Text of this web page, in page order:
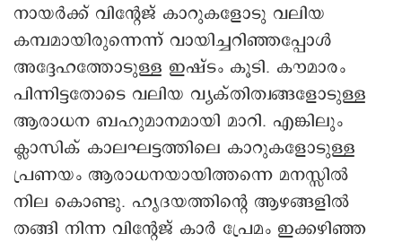
നായർക്ക് വിന്റേജ് കാറുകളോടു വലിയ
കമ്പമായിരുന്നെന്ന് വായിച്ചറിഞ്ഞപ്പോൾ
അദ്ദേഹത്തോടുള്ള ഇഷ്ടം കൂടി. കൗമാരം
പിന്നിട്ടതോടെ വലിയ വ്യക്തിത്വങ്ങളോടുള്ള
ആരാധന ബഹുമാനമായി മാറി. എങ്കിലും
ക്ലാസിക് കാലഘട്ടത്തിലെ കാറുകളോടുള്ള
പ്രണയം ആരാധനയായിത്തന്നെ മനസ്സിൽ
നില കൊണ്ടു. ഹൃദയത്തിന്റെ ആഴങ്ങളിൽ
തങ്ങി നിന്ന വിന്റേജ് കാർ പ്രേമം ഇക്കഴിഞ്ഞ